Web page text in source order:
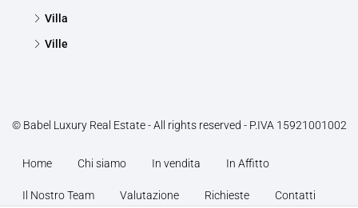
Villa
Ville
© Babel Luxury Real Estate - All rights reserved - P.IVA 15921001002
Home Chi siamo In vendita In Affitto
Il Nostro Team Valutazione Richieste Contatti